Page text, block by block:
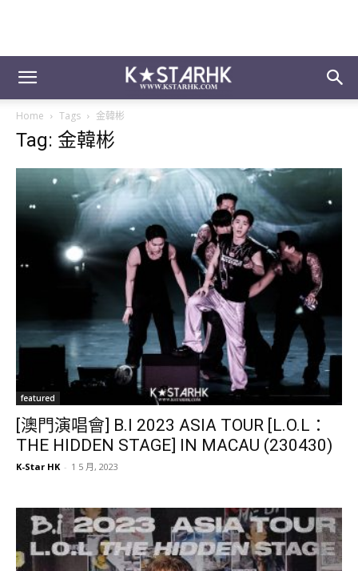
Home Tags 金韓彬
Tag: 金韓彬
featured
[澳門演唱會] B.I 2023 ASIA TOUR [L.O.L：
THE HIDDEN STAGE] IN MACAU (230430)
K-Star HK - 1 5 月, 2023